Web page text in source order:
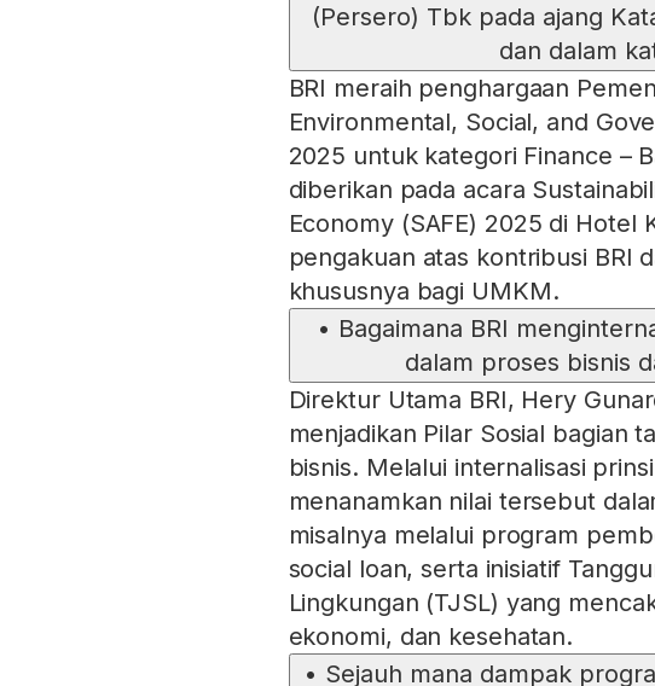
(Persero) Tbk pada ajang
dan dalam
BRI meraih penghargaan
Environmental, Social, and
2025 untuk kategori Finance –
diberikan pada acara
Economy (SAFE) 2025 di Hotel
pengakuan atas kontribusi BRI
khususnya bagi UMKM.
• Bagaimana BRI
dalam proses bisnis
Direktur Utama BRI, Hery
menjadikan Pilar Sosial bagian
bisnis. Melalui internalisasi
menanamkan nilai tersebut
misalnya melalui program
social loan, serta inisiatif
Lingkungan (TJSL) yang
ekonomi, dan kesehatan.
• Sejauh mana dampak